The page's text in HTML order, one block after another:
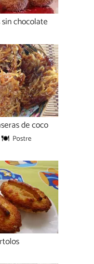
chocolate
de coco
Postre